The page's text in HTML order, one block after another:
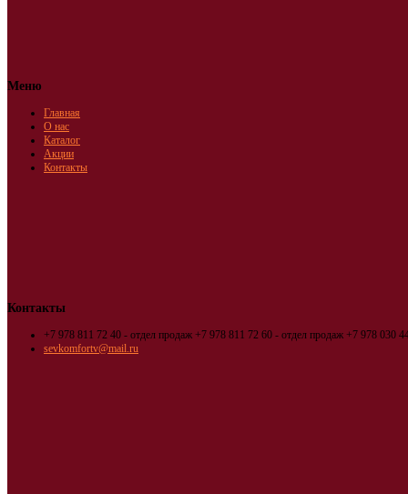
Меню
Главная
О нас
Каталог
Акции
Контакты
Контакты
+7 978 811 72 40 - отдел продаж +7 978 811 72 60 - отдел продаж +7 978 030
sevkomfortv@mail.ru